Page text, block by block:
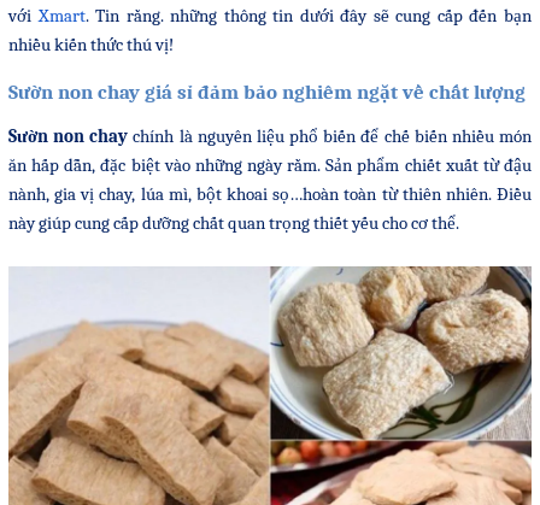
vớiXmart. Tin rằng. những thông tin dưới đây sẽ cung cấp đến bạn
nhiều kiến thức thú vị!
Sườn non chay giá sỉ đảm bảo nghiêm ngặt về chất lượng
Sườn non chaychính là nguyên liệu phổ biến để chế biến nhiều món
ăn hấp dẫn, đặc biệt vào những ngày rằm. Sản phẩm chiết xuất từ đậu
nành, gia vị chay, lúa mì, bột khoai sọ…hoàn toàn từ thiên nhiên. Điều
này giúp cung cấp dưỡng chất quan trọng thiết yếu cho cơ thể.